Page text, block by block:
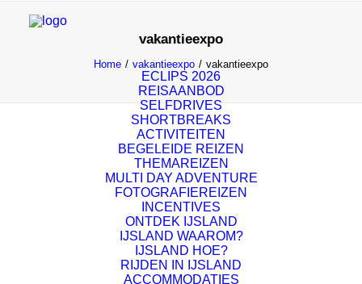
ECLIPS 2026
REISAANBOD
SELFDRIVES
SHORTBREAKS
ACTIVITEITEN
BEGELEIDE REIZEN
THEMAREIZEN
MULTI DAY ADVENTURE
FOTOGRAFIEREIZEN
INCENTIVES
ONTDEK IJSLAND
IJSLAND WAAROM?
IJSLAND HOE?
RIJDEN IN IJSLAND
ACCOMMODATIES
vakantieexpo
Home vakantieexpo vakantieexpo